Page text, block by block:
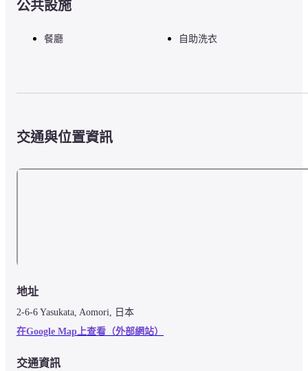
公共設施
餐廳 自助洗衣
交通與位置資訊
地址
2-6-6 Yasukata, Aomori, 日本
在Google Map上查看（外部網站）
交通資訊